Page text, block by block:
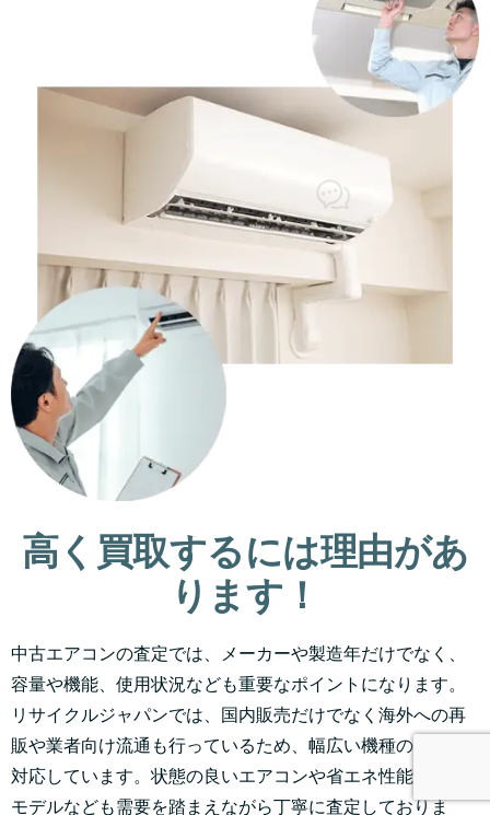
高く買取するには理由があ
ります！
中古エアコンの査定では、メーカーや製造年だけでなく、
容量や機能、使用状況なども重要なポイントになります。
リサイクルジャパンでは、国内販売だけでなく海外への再
販や業者向け流通も行っているため、幅広い機種の査定に
対応しています。状態の良いエアコンや省エネ性能の高い
モデルなども需要を踏まえながら丁寧に査定しておりま